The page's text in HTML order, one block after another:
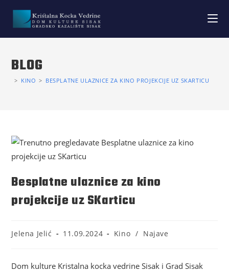
BLOG
> KINO > BESPLATNE ULAZNICE ZA KINO PROJEKCIJE UZ SKARTICU
Besplatne ulaznice za kino
projekcije uz SKarticu
Jelena Jelić 11.09.2024 Kino / Najave
Dom kulture Kristalna kocka vedrine Sisak i Grad Sisak